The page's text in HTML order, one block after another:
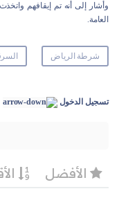
وأشار إلى أنه تم إيقافهم واتخذت
العامة.‏
شرطة الرياض
تسجيل الدخول